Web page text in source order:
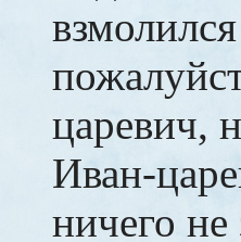
царевич,
Иван-
ничего